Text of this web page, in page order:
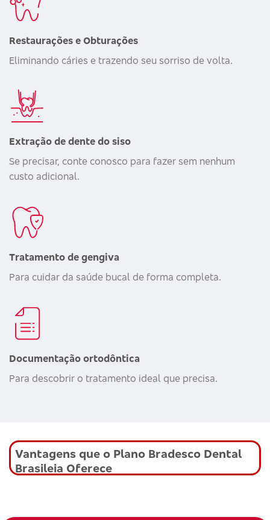
Restaurações e Obturações
Eliminando cáries e trazendo seu sorriso de volta.
Extração de dente do siso
Se precisar, conte conosco para fazer sem nenhum
custo adicional.
Tratamento de gengiva
Para cuidar da saúde bucal de forma completa.
Documentação ortodôntica
Para descobrir o tratamento ideal que precisa.
Vantagens que o Plano Bradesco Dental
Brasileia Oferece